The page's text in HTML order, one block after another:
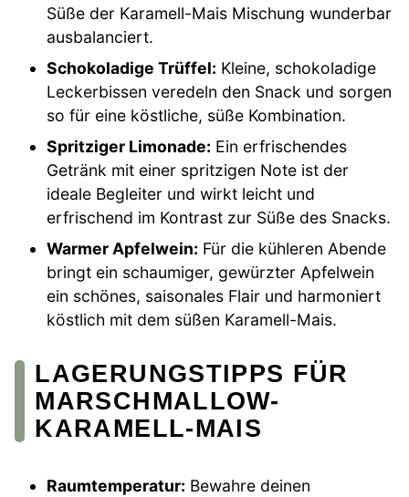
Süße der Karamell-Mais Mischung wunderbar
ausbalanciert.
Schokoladige Trüffel: Kleine, schokoladige
Leckerbissen veredeln den Snack und sorgen
so für eine köstliche, süße Kombination.
Spritziger Limonade: Ein erfrischendes
Getränk mit einer spritzigen Note ist der
ideale Begleiter und wirkt leicht und
erfrischend im Kontrast zur Süße des Snacks.
Warmer Apfelwein: Für die kühleren Abende
bringt ein schaumiger, gewürzter Apfelwein
ein schönes, saisonales Flair und harmoniert
köstlich mit dem süßen Karamell-Mais.
LAGERUNGSTIPPS FÜR
MARSCHMALLOW-
KARAMELL-MAIS
Raumtemperatur: Bewahre deinen